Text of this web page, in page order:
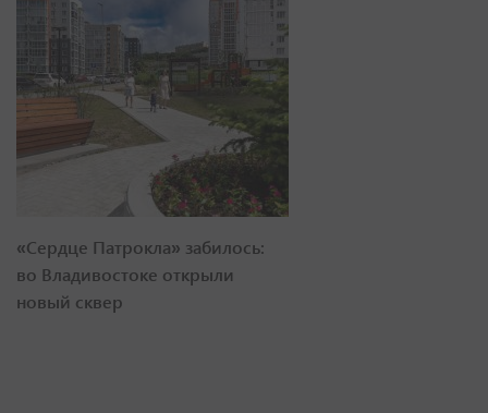
«Сердце Патрокла» забилось:
во Владивостоке открыли
новый сквер